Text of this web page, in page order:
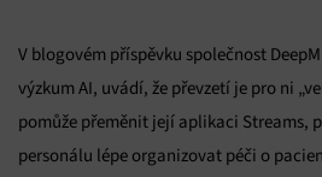
V blogovém příspěvku společnost
výzkum AI, uvádí, že převzetí je pro ni
pomůže přeměnit její aplikaci Streams,
personálu lépe organizovat péči o